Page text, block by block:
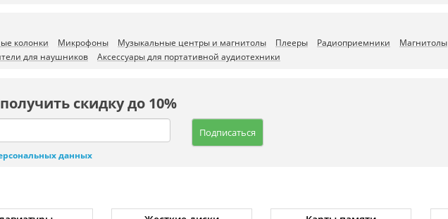
колонки Микрофоны Музыкальные центры и магнитолы Плееры Радиоприемники
Магнитолы
для наушников Аксессуары для портативной аудиотехники
скидку до 10%
Подписаться
данных